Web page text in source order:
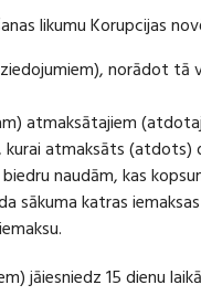
likumu Korupcijas
norādot
atmaksātajiem
atmaksāts (atdots)
naudām, kas
sākuma katras
jāiesniedz 15 dienu